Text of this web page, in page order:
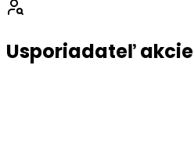
Usporiadateľ akcie